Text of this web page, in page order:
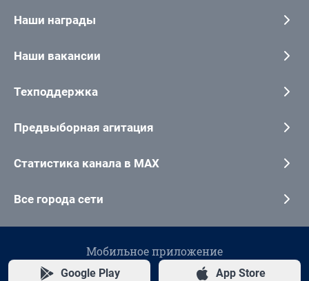
Наши награды
Наши вакансии
Техподдержка
Предвыборная агитация
Статистика канала в MAX
Все города сети
Мобильное приложение
Google Play App Store